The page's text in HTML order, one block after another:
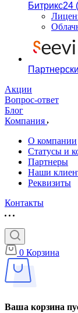
Битрикс24
Акции
Вопрос-ответ
Блог
Компания
О компании
Статусы и
Партнеры
Наши
Реквизиты
Контакты
0 Корзина
Ваша корзина